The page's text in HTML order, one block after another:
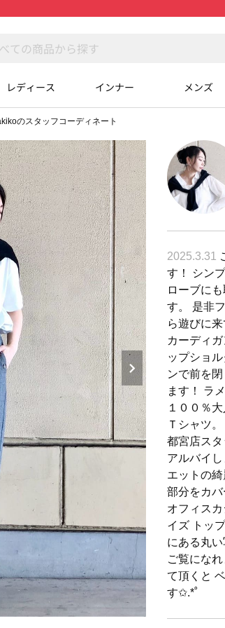
レディース インナー メンズ
のスタッフコーディネート
2025.3.31
す！ シン
ローブに
す。 是非
ら遊びに
カーディ
ップショ
ンで前を
ます！ ラ
１００％
Ｔシャツ
都宮店ス
アルバイ
エットの
部分をカバ
オフィス
イズ トッ
にある丸
ご覧にな
て頂くと
す✩.*˚